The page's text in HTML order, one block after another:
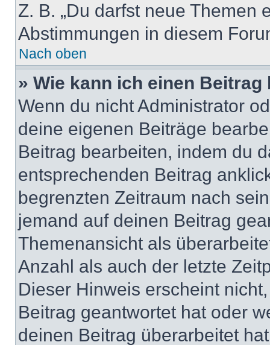
Z. B. „Du darfst neue Themen
Abstimmungen in diesem
Nach oben
» Wie kann ich einen
Wenn du nicht Administrator
deine eigenen Beiträge
Beitrag bearbeiten, indem du
entsprechenden Beitrag
begrenzten Zeitraum nach
jemand auf deinen Beitrag
Themenansicht als
Anzahl als auch der letzte
Dieser Hinweis erscheint
Beitrag geantwortet hat oder
deinen Beitrag überarbeitet